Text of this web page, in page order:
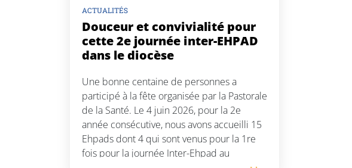
ACTUALITÉS
Douceur et convivialité pour
cette 2e journée inter-EHPAD
dans le diocèse
Une bonne centaine de personnes a
participé à la fête organisée par la Pastorale
de la Santé. Le 4 juin 2026, pour la 2e
année consécutive, nous avons accueilli 15
Ehpads dont 4 qui sont venus pour la 1re
fois pour la journée Inter-Ehpad au